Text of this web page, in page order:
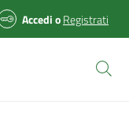
AccedioRegistrati